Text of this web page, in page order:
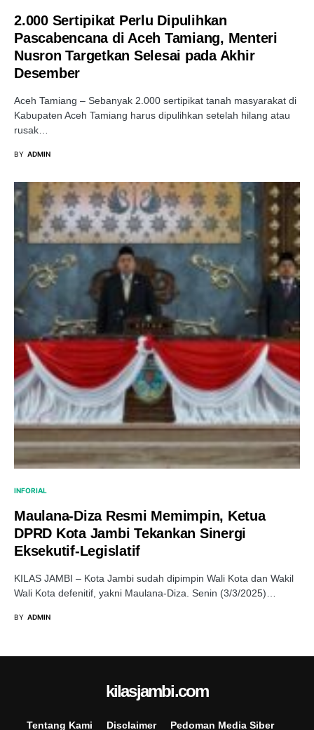
2.000 Sertipikat Perlu Dipulihkan
Pascabencana di Aceh Tamiang, Menteri
Nusron Targetkan Selesai pada Akhir
Desember
Aceh Tamiang – Sebanyak 2.000 sertipikat tanah masyarakat di
Kabupaten Aceh Tamiang harus dipulihkan setelah hilang atau
rusak…
BY ADMIN
INFORIAL
Maulana-Diza Resmi Memimpin, Ketua
DPRD Kota Jambi Tekankan Sinergi
Eksekutif-Legislatif
KILAS JAMBI – Kota Jambi sudah dipimpin Wali Kota dan Wakil
Wali Kota defenitif, yakni Maulana-Diza. Senin (3/3/2025)…
BY ADMIN
kilasjambi.com
Tentang Kami Disclaimer Pedoman Media Siber